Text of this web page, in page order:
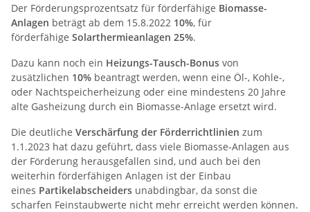
Der Förderungsprozentsatz für förderfähige Biomasse-
Anlagen beträgt ab dem 15.8.2022 10%, für
förderfähige Solarthermieanlagen 25%.
Dazu kann noch ein Heizungs-Tausch-Bonus von
zusätzlichen 10% beantragt werden, wenn eine Öl-, Kohle-,
oder Nachtspeicherheizung oder eine mindestens 20 Jahre
alte Gasheizung durch ein Biomasse-Anlage ersetzt wird.
Die deutliche Verschärfung der Förderrichtlinien zum
1.1.2023 hat dazu geführt, dass viele Biomasse-Anlagen aus
der Förderung herausgefallen sind, und auch bei den
weiterhin förderfähigen Anlagen ist der Einbau
eines Partikelabscheiders unabdingbar, da sonst die
scharfen Feinstaubwerte nicht mehr erreicht werden können.